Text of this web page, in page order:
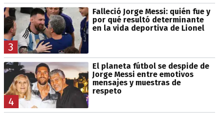
3
Falleció Jorge Messi: quién fue y
por qué resultó determinante
en la vida deportiva de Lionel
4
El planeta fútbol se despide de
Jorge Messi entre emotivos
mensajes y muestras de
respeto